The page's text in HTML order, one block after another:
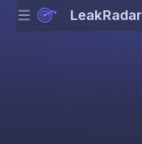
Menu LeakRadar